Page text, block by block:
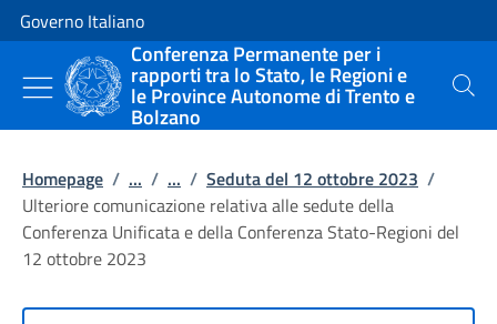
Vai al contenuto
Vai alla navigazione del sito
Governo Italiano
Conferenza Permanente per i
rapporti tra lo Stato, le Regioni e
le Province Autonome di Trento e
Bolzano
Cerca
Homepage / ... / ... / Seduta del 12 ottobre 2023 /
Ulteriore comunicazione relativa alle sedute della
Conferenza Unificata e della Conferenza Stato-Regioni del
12 ottobre 2023